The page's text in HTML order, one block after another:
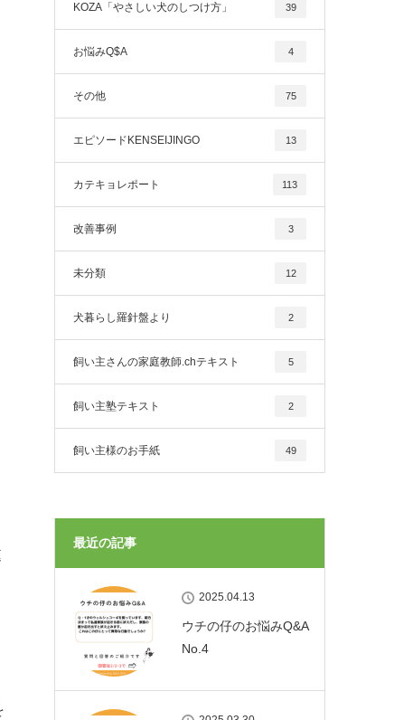
KOZA「やさしい犬のしつけ方」 39
お悩みQ$A 4
その他 75
エピソードKENSEIJINGO 13
カテキョレポート 113
改善事例 3
未分類 12
犬暮らし羅針盤より 2
飼い主さんの家庭教師.chテキスト 5
飼い主塾テキスト 2
飼い主様のお手紙 49
最近の記事
2025.04.13
ウチの仔のお悩みQ&A
No.4